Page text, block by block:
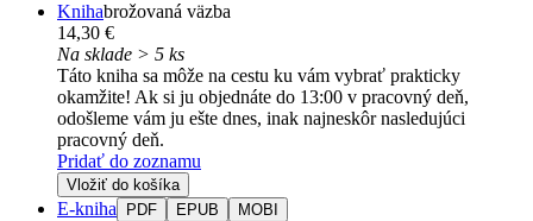
Knihabrožovaná väzba
14,30 €
Na sklade > 5 ks
Táto kniha sa môže na cestu ku vám vybrať prakticky
okamžite! Ak si ju objednáte do 13:00 v pracovný deň,
odošleme vám ju ešte dnes, inak najneskôr nasledujúci
pracovný deň.
Pridať do zoznamu
Vložiť do košíka
E-kniha PDF EPUB MOBI